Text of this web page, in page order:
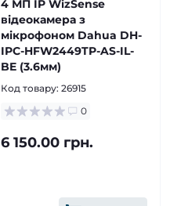
4 МП IP WizSense
відеокамера з
мікрофоном Dahua DH-
IPC-HFW2449TP-AS-IL-
BE (3.6мм)
Код товару: 26915
0
6 150.00 грн.